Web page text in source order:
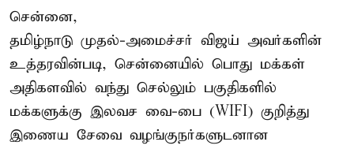
சென்னை,
தமிழ்நாடு முதல்-அமைச்சர் விஜய் அவர்களின்
உத்தரவின்படி, சென்னையில் பொது மக்கள்
அதிகளவில் வந்து செல்லும் பகுதிகளில்
மக்களுக்கு இலவச வை-பை (WIFI) குறித்து
இணைய சேவை வழங்குநர்களுடனான